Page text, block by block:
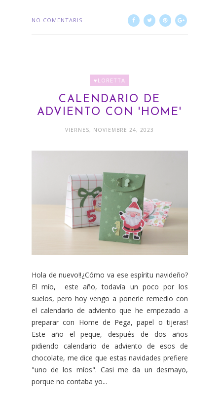
NO COMENTARIS
♥LORETTA
CALENDARIO DE
ADVIENTO CON 'HOME'
VIERNES, NOVIEMBRE 24, 2023
Hola de nuevo!!¿Cómo va ese espíritu navideño?
El mío, este año, todavía un poco por los
suelos, pero hoy vengo a ponerle remedio con
el calendario de adviento que he empezado a
preparar con Home de Pega, papel o tijeras!
Este año el peque, después de dos años
pidiendo calendario de adviento de esos de
chocolate, me dice que estas navidades prefiere
"uno de los míos". Casi me da un desmayo,
porque no contaba yo...